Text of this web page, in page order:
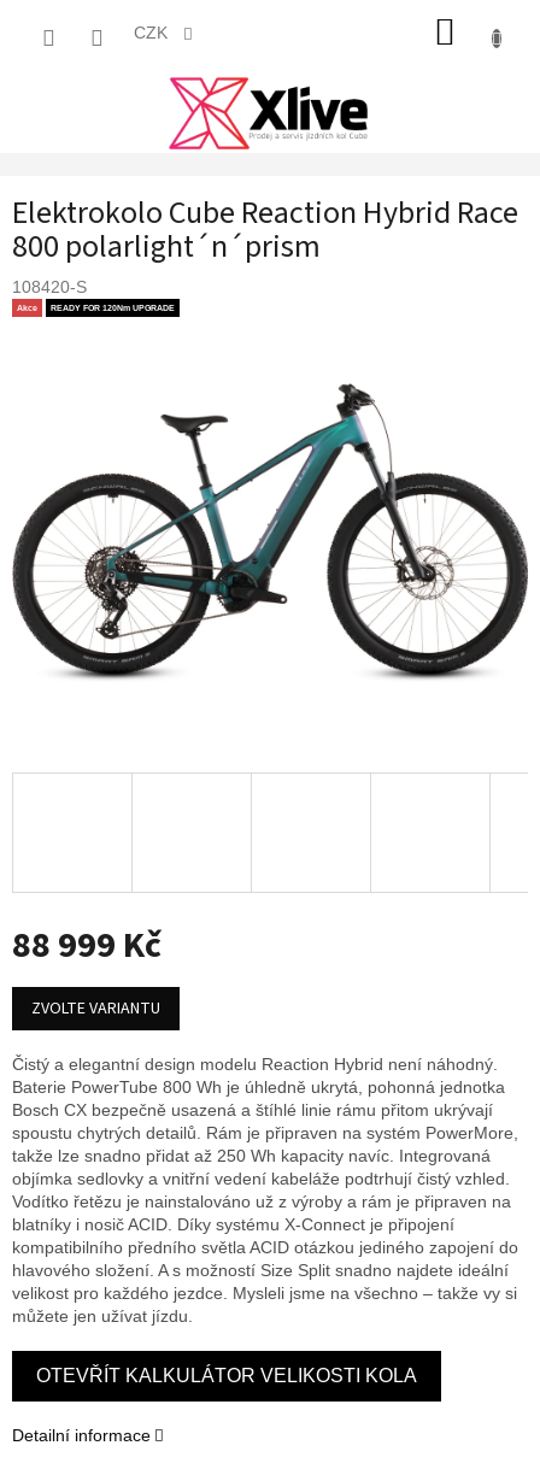
CZK
Elektrokolo Cube Reaction Hybrid Race
800 polarlight´n´prism
108420-S
Akce READY FOR 120Nm UPGRADE
88 999 Kč
Měrná
cena:
ZVOLTE VARIANTU
Čistý a elegantní design modelu Reaction Hybrid není náhodný.
Baterie PowerTube 800 Wh je úhledně ukrytá, pohonná jednotka
Bosch CX bezpečně usazená a štíhlé linie rámu přitom ukrývají
spoustu chytrých detailů. Rám je připraven na systém PowerMore,
takže lze snadno přidat až 250 Wh kapacity navíc. Integrovaná
objímka sedlovky a vnitřní vedení kabeláže podtrhují čistý vzhled.
Vodítko řetězu je nainstalováno už z výroby a rám je připraven na
blatníky i nosič ACID. Díky systému X-Connect je připojení
kompatibilního předního světla ACID otázkou jediného zapojení do
hlavového složení. A s možností Size Split snadno najdete ideální
velikost pro každého jezdce. Mysleli jsme na všechno – takže vy si
můžete jen užívat jízdu.
OTEVŘÍT KALKULÁTOR VELIKOSTI KOLA
Detailní informace